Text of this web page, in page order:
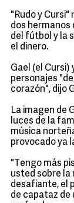
"Rudo y
dos hermanos
del fútbol y la
el dinero.
Gael (el Cursi)
personajes
corazón", dijo
La imagen de
luces de la
música
provocado ya
"Tengo más
usted sobre la
desafiante, el
de capataz de